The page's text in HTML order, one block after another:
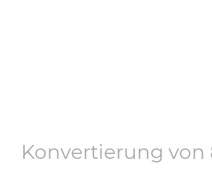
Konvertierung von